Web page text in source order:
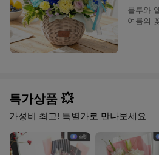
블루와
여름의
특가상품 💥
가성비 최고! 특별가로 만나보세요